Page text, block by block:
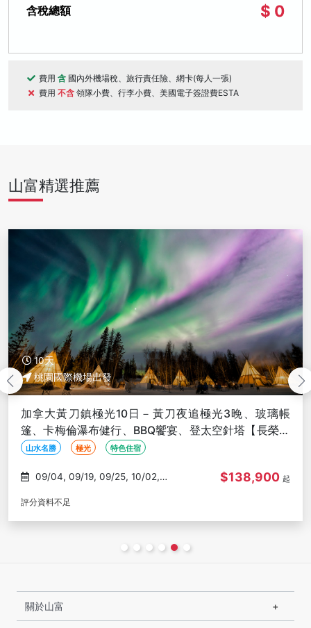
含稅總額 $ 0
費用 含 國內外機場稅、旅行責任險、網卡(每人一張)
費用 不含 領隊小費、行李小費、美國電子簽證費ESTA
山富精選推薦
10天
桃園國際機場出發
【新春賀歲團】美加雙國黃刀極光10日－三晚追極光、
冰釣、狗拉雪橇、雪地摩托車【聯營團體】
山水名勝 極光 特色住宿
02/02 $149,900 起
評分資料不足
關於山富